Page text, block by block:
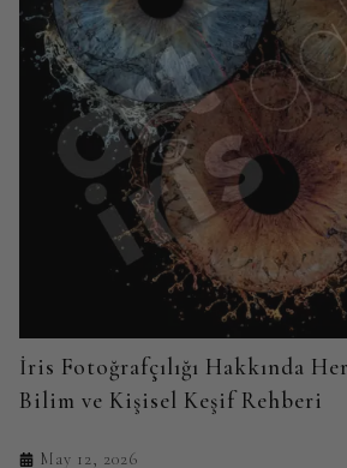
İris Fotoğrafçılığı Hakkında
Bilim ve Kişisel Keşif Rehberi
May 12, 2026